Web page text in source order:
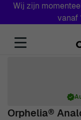
Wij zijn
vanaf
Orphelia®